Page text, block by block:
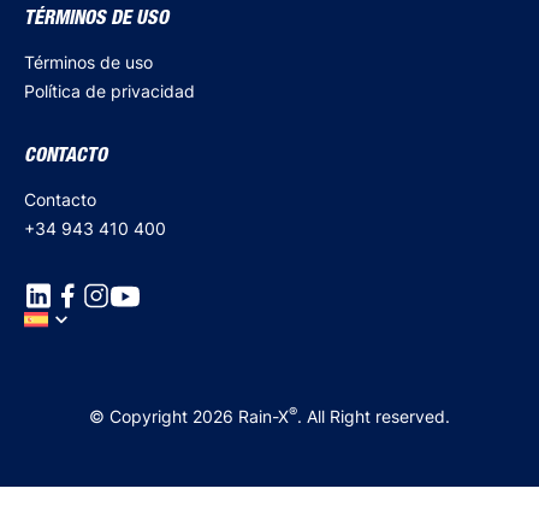
TÉRMINOS DE USO
Términos de uso
Política de privacidad
CONTACTO
Contacto
+34 943 410 400
© Copyright 2026 Rain-X®. All Right reserved.